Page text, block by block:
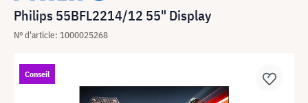
Philips 55BFL2214/12 55" Display
N° d'article: 1000025268
Conseil